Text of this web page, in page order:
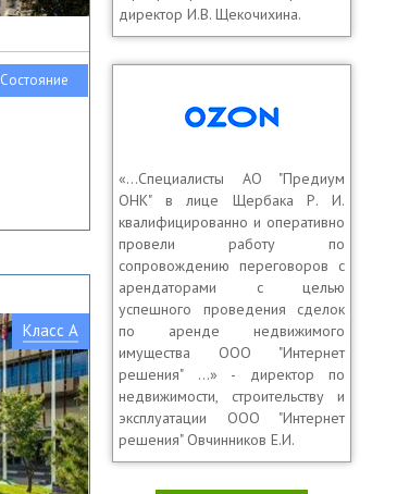
Состояние
Класс A
директор И.В. Щекочихина.
«…Специалисты АО "Предиум
ОНК" в лице Щербака Р. И.
квалифицированно и оперативно
провели работу по
сопровождению переговоров с
арендаторами с целью
успешного проведения сделок
по аренде недвижимого
имущества ООО "Интернет
решения" …» - директор по
недвижимости, строительству и
эксплуатации ООО "Интернет
решения" Овчинников Е.И.